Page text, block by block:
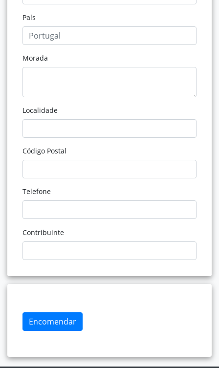
País
Morada
Localidade
Código Postal
Telefone
Contribuinte
Encomendar